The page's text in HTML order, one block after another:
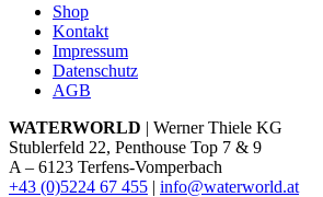
Shop
Kontakt
Impressum
Datenschutz
AGB
WATERWORLD | Werner Thiele KG
Stublerfeld 22, Penthouse Top 7 & 9
A – 6123 Terfens-Vomperbach
+43 (0)5224 67 455 | info@waterworld.at